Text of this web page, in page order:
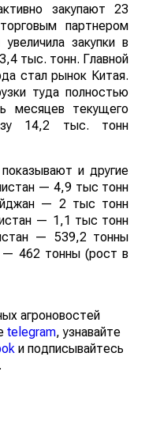
закупают 23
партнером
закупки в
тыс. тонн. Главной
стал рынок Китая.
туда полностью
месяцев текущего
14,2 тыс. тонн
и другие
— 4,9 тыс тонн
— 2 тыс тонн
— 1,1 тыс тонн
— 539,2 тонны
462 тонны (рост в
агроновостей
telegram, узнавайте
и подписывайтесь
.